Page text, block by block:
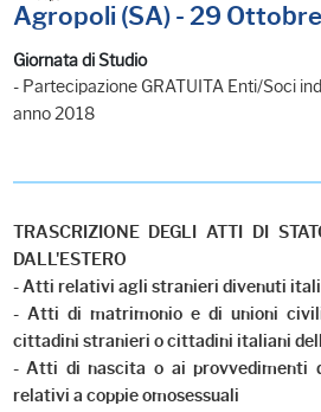
Agropoli (SA) - 29
Giornata di Studio
- Partecipazione GRATUITA Enti/Soci
anno 2018
TRASCRIZIONE DEGLI ATTI DI
DALL'ESTERO
- Atti relativi agli stranieri divenuti
- Atti di matrimonio e di unioni
cittadini stranieri o cittadini italiani
- Atti di nascita o ai provvedimenti
relativi a coppie omosessuali